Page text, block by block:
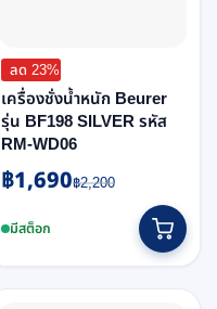
ลด 23%
เครื่องชั่งน้ำหนัก Beurer
รุ่น BF198 SILVER รหัส
RM-WD06
฿2,200
Original
was:
฿1,690
Current
is:มีสต็อก